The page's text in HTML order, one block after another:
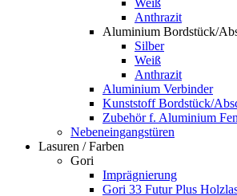
Weiß
Anthrazit
Aluminium Bordstück/
Silber
Weiß
Anthrazit
Aluminium Verbinder
Kunststoff Bordstück/
Zubehör f. Aluminium
Nebeneingangstüren
Lasuren / Farben
Gori
Imprägnierung
Gori 33 Futur Plus